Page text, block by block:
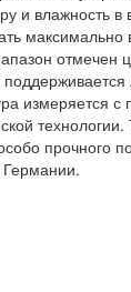
и влажность
отмечен
измеряется
прочного
Германии.